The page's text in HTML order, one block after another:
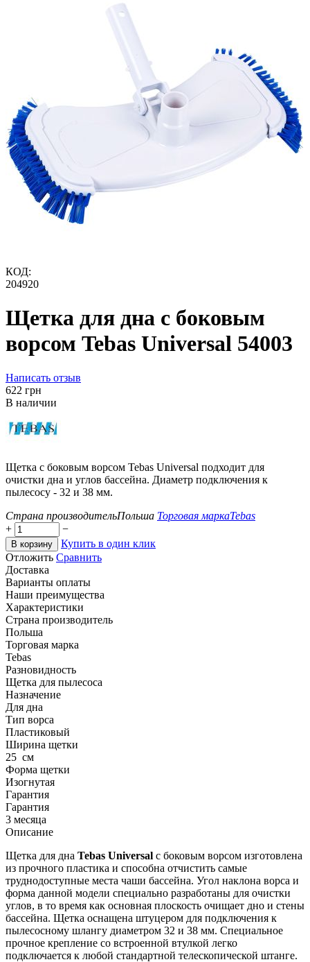
КОД:
204920
Щетка для дна с боковым
ворсом Tebas Universal 54003
Написать отзыв
‍622‍ грн
В наличии
Щетка с боковым ворсом Tebas Universal подходит для
очистки дна и углов бассейна. Диаметр подключения к
пылесосу - 32 и 38 мм.
Страна производительПольша Торговая маркаTebas
+
−
В корзину
Купить в один клик
Отложить Сравнить
Доставка
Варианты оплаты
Наши преимущества
Характеристики
Страна производитель
Польша
Торговая марка
Tebas
Разновидность
Щетка для пылесоса
Назначение
Для дна
Тип ворса
Пластиковый
Ширина щетки
25 см
Форма щетки
Изогнутая
Гарантия
Гарантия
3 месяца
Описание
Щетка для дна Tebas Universal с боковым ворсом изготовлена
из прочного пластика и способна отчистить самые
труднодоступные места чаши бассейна. Угол наклона ворса и
форма данной модели специально разработаны для очистки
углов, в то время как основная плоскость очищает дно и стены
бассейна. Щетка оснащена штуцером для подключения к
пылесосному шлангу диаметром 32 и 38 мм. Специальное
прочное крепление со встроенной втулкой легко
подключается к любой стандартной телескопической штанге.